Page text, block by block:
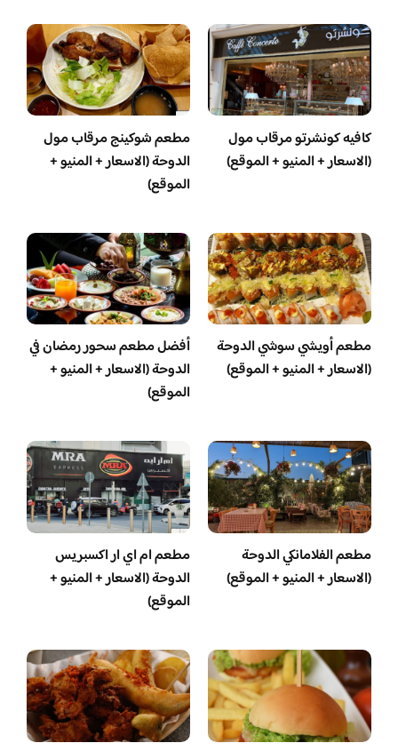
كافيه كونشرتو مرقاب مول
(الاسعار + المنيو + الموقع)
مطعم شوكينج مرقاب مول
الدوحة (الاسعار + المنيو +
الموقع)
مطعم أويشي سوشي الدوحة
(الاسعار + المنيو + الموقع)
أفضل مطعم سحور رمضان في
الدوحة (الاسعار + المنيو +
الموقع)
مطعم الفلامانكي الدوحة
(الاسعار + المنيو + الموقع)
مطعم ام اي ار اكسبريس
الدوحة (الاسعار + المنيو +
الموقع)